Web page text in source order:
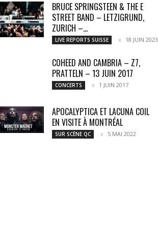
BRUCE SPRINGSTEEN & THE E
STREET BAND – LETZIGRUND,
ZURICH –...
LIVE REPORTS SUISSE 18 JUIN 2023
COHEED AND CAMBRIA – Z7,
PRATTELN – 13 JUIN 2017
CONCERTS 1 JUIN 2017
APOCALYPTICA ET LACUNA COIL
EN VISITE À MONTRÉAL
SUR SCÈNE QC 5 MAI 2022